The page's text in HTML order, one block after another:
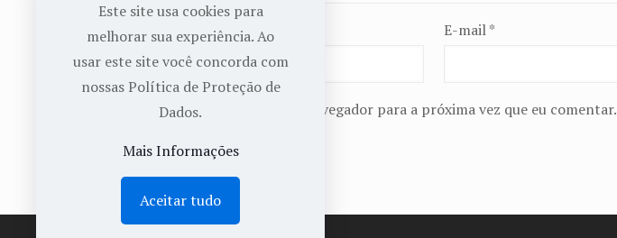
Nome* E-mail*
Salvar meus dados neste navegador para a próxima vez que eu comentar.
Este site usa cookies para
melhorar sua experiência. Ao
usar este site você concorda com
nossas Política de Proteção de
Dados.
Mais Informações
Aceitar tudo